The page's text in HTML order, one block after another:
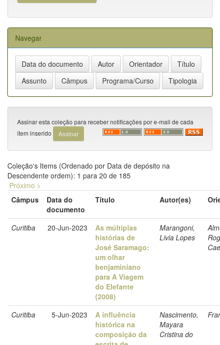
Navegar
Assinar esta coleção para receber notificações por e-mail de cada
item inserido
Coleção's Items (Ordenado por Data de depósito na
Descendente ordem): 1 para 20 de 185
Próximo >
Câmpus
Data do
documento
Título Autor(es)
Curitiba 20-Jun-2023
As múltiplas
histórias de
José Saramago:
um olhar
benjaminiano
para A Viagem
do Elefante
(2008)
Marangoni,
Livia Lopes
Curitiba 5-Jun-2023
A influência
histórica na
composição da
Nascimento,
Mayara
Cristina do